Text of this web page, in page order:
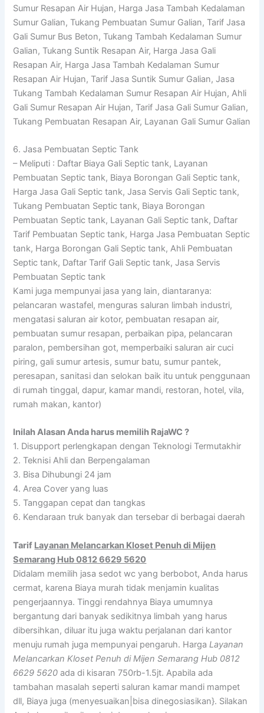
Sumur Resapan Air Hujan, Harga Jasa Tambah Kedalaman
Sumur Galian, Tukang Pembuatan Sumur Galian, Tarif Jasa
Gali Sumur Bus Beton, Tukang Tambah Kedalaman Sumur
Galian, Tukang Suntik Resapan Air, Harga Jasa Gali
Resapan Air, Harga Jasa Tambah Kedalaman Sumur
Resapan Air Hujan, Tarif Jasa Suntik Sumur Galian, Jasa
Tukang Tambah Kedalaman Sumur Resapan Air Hujan, Ahli
Gali Sumur Resapan Air Hujan, Tarif Jasa Gali Sumur Galian,
Tukang Pembuatan Resapan Air, Layanan Gali Sumur Galian
6. Jasa Pembuatan Septic Tank
– Meliputi : Daftar Biaya Gali Septic tank, Layanan
Pembuatan Septic tank, Biaya Borongan Gali Septic tank,
Harga Jasa Gali Septic tank, Jasa Servis Gali Septic tank,
Tukang Pembuatan Septic tank, Biaya Borongan
Pembuatan Septic tank, Layanan Gali Septic tank, Daftar
Tarif Pembuatan Septic tank, Harga Jasa Pembuatan Septic
tank, Harga Borongan Gali Septic tank, Ahli Pembuatan
Septic tank, Daftar Tarif Gali Septic tank, Jasa Servis
Pembuatan Septic tank
Kami juga mempunyai jasa yang lain, diantaranya:
pelancaran wastafel, menguras saluran limbah industri,
mengatasi saluran air kotor, pembuatan resapan air,
pembuatan sumur resapan, perbaikan pipa, pelancaran
paralon, pembersihan got, memperbaiki saluran air cuci
piring, gali sumur artesis, sumur batu, sumur pantek,
peresapan, sanitasi dan selokan baik itu untuk penggunaan
di rumah tinggal, dapur, kamar mandi, restoran, hotel, vila,
rumah makan, kantor)
Inilah Alasan Anda harus memilih RajaWC ?
1. Disupport perlengkapan dengan Teknologi Termutakhir
2. Teknisi Ahli dan Berpengalaman
3. Bisa Dihubungi 24 jam
4. Area Cover yang luas
5. Tanggapan cepat dan tangkas
6. Kendaraan truk banyak dan tersebar di berbagai daerah
Tarif Layanan Melancarkan Kloset Penuh di Mijen
Semarang Hub 0812 6629 5620
Didalam memilih jasa sedot wc yang berbobot, Anda harus
cermat, karena Biaya murah tidak menjamin kualitas
pengerjaannya. Tinggi rendahnya Biaya umumnya
bergantung dari banyak sedikitnya limbah yang harus
dibersihkan, diluar itu juga waktu perjalanan dari kantor
menuju rumah juga mempunyai pengaruh. HargaLayanan
Melancarkan Kloset Penuh di Mijen Semarang Hub 0812
6629 5620 ada di kisaran 750rb-1.5jt. Apabila ada
tambahan masalah seperti saluran kamar mandi mampet
dll, Biaya juga (menyesuaikan|bisa dinegosiasikan}. Silakan